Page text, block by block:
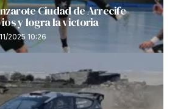
Ciudad de Arrecife
y logra la victoria
2025 10:26